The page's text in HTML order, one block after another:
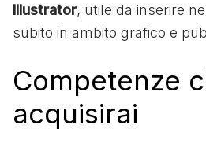
Illustrator, utile da inserire
subito in ambito grafico e
Competenze
acquisirai